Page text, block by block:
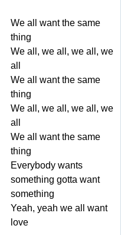
We all want the same
thing
We all , we all , we all , we
all
We all want the same
thing
We all , we all , we all , we
all
We all want the same
thing
Everybody wants
something gotta want
something
Yeah, yeah we all
want
love